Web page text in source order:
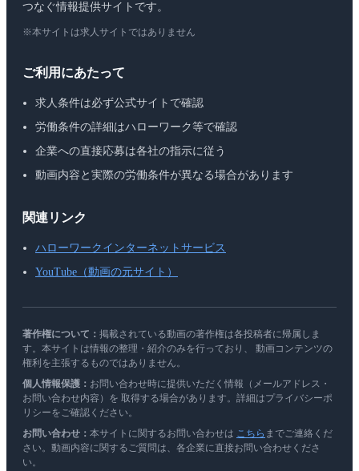
つなぐ情報提供サイトです。
※本サイトは求人サイトではありません
ご利用にあたって
求人条件は必ず公式サイトで確認
労働条件の詳細はハローワーク等で確認
企業への直接応募は各社の指示に従う
動画内容と実際の労働条件が異なる場合があります
関連リンク
ハローワークインターネットサービス
YouTube（動画の元サイト）
著作権について： 掲載されている動画の著作権は各投稿者に帰属しま
す。本サイトは情報の整理・紹介のみを行っており、 動画コンテンツの
権利を主張するものではありません。
個人情報保護： お問い合わせ時に提供いただく情報（メールアドレス・
お問い合わせ内容）を 取得する場合があります。詳細はプライバシーポ
リシーをご確認ください。
お問い合わせ： 本サイトに関するお問い合わせは こちら までご連絡くだ
さい。動画内容に関するご質問は、各企業に直接お問い合わせくださ
い。